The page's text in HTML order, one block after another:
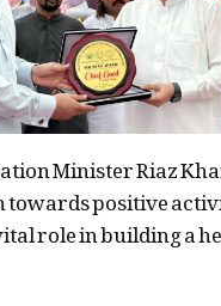
Minister Riaz
positive
role in building a